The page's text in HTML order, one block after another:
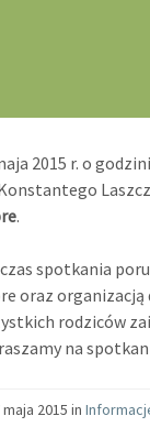
2015 r. o
.
spotkania
oraz organizacją
rodziców
na
maja 2015 in